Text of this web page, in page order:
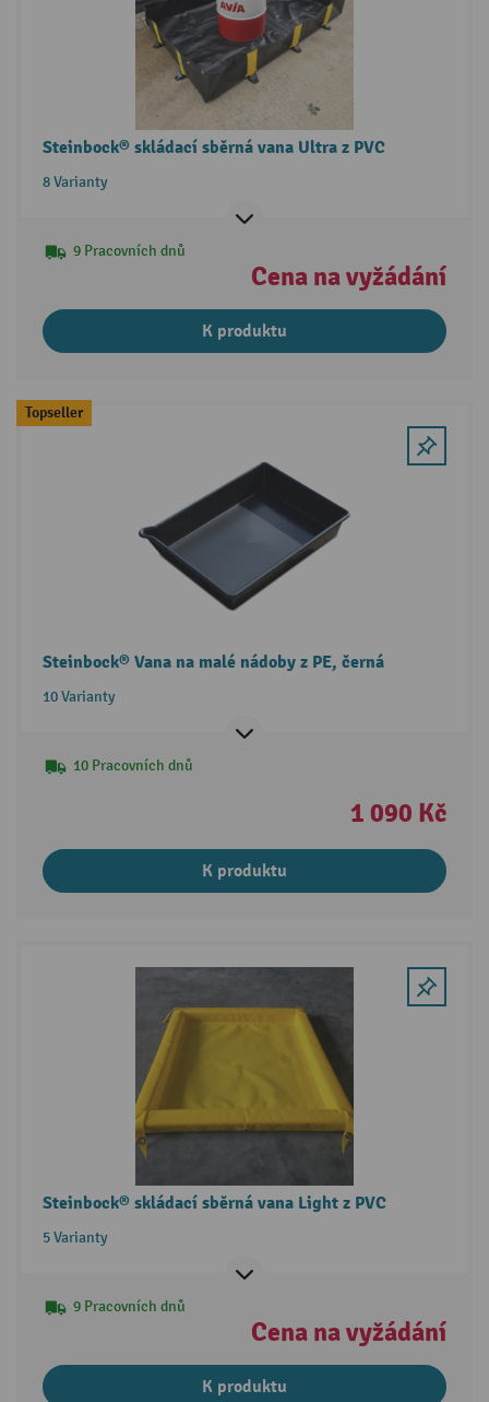
Steinbock® skládací sběrná vana Ultra z PVC
8 Varianty
9 Pracovních dnů
Cena na vyžádání
K produktu
Topseller
Steinbock® Vana na malé nádoby z PE, černá
10 Varianty
10 Pracovních dnů
1 090 Kč
K produktu
Steinbock® skládací sběrná vana Light z PVC
5 Varianty
9 Pracovních dnů
Cena na vyžádání
K produktu